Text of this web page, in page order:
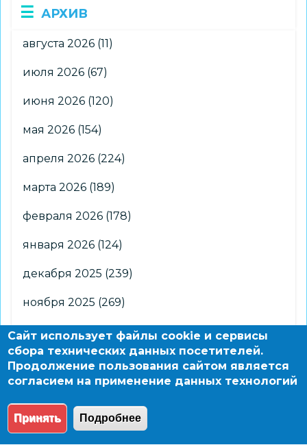
АРХИВ
августа 2026 (11)
июля 2026 (67)
июня 2026 (120)
мая 2026 (154)
апреля 2026 (224)
марта 2026 (189)
февраля 2026 (178)
января 2026 (124)
декабря 2025 (239)
ноября 2025 (269)
октября 2025(266)
сентября 2025 (176)
августа 2025 (2)
© 2004 - 2026 Новосибирский информационно-
Сайт использует файлы cookie и сервисы
сбора технических данных посетителей.
Продолжение пользования сайтом является
согласием на применение данных технологий
Принять Подробнее